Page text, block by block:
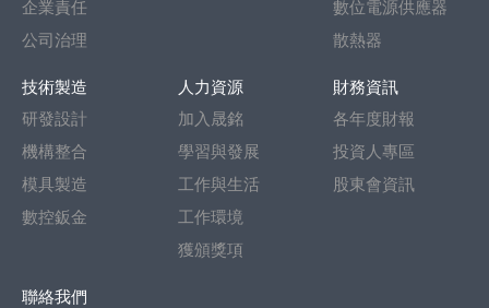
企業責任
公司治理
數位電源供應器
散熱器
技術製造
研發設計
機構整合
模具製造
數控鈑金
人力資源
加入晟銘
學習與發展
工作與生活
工作環境
獲頒獎項
財務資訊
各年度財報
投資人專區
股東會資訊
聯絡我們